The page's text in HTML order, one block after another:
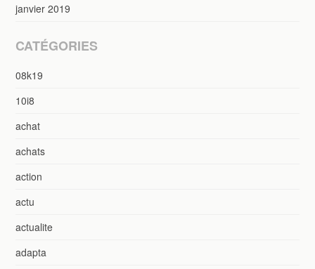
janvier 2019
CATÉGORIES
08k19
10i8
achat
achats
action
actu
actualite
adapta